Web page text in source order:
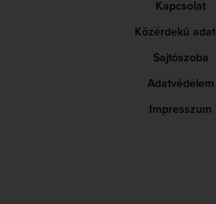
Kapcsolat
Közérdekű
Sajtószoba
Adatvédelem
Impresszum